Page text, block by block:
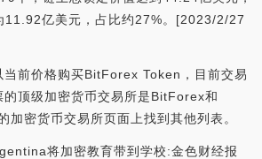
11.92亿美元，占比约27%。[2023/2/27
当前价格购买BitForex Token，目前交易
顶级加密货币交易所是BitForex和
加密货币交易所页面上找到其他列表。
将加密教育带到学校:金色财经报